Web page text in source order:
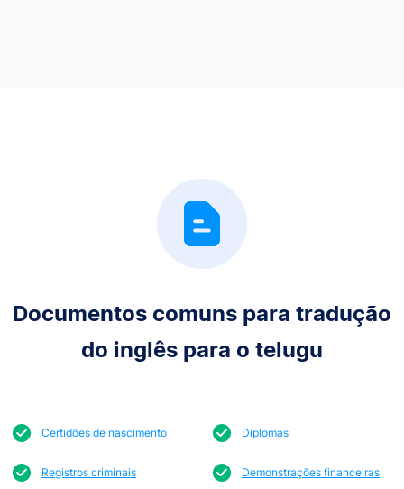
Documentos comuns para tradução
do inglês para o telugu
Certidões de nascimento Diplomas
Registros criminais Demonstrações financeiras